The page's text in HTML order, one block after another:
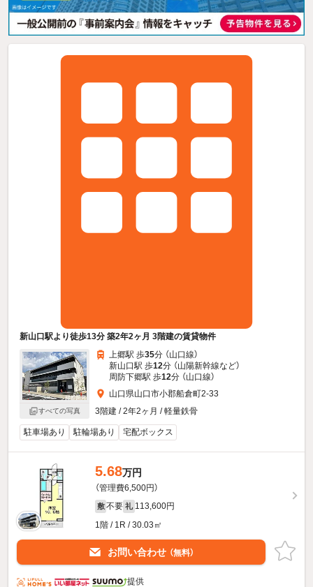
新山口駅より徒歩13分 築2年2ヶ月 3階建の賃貸物件
すべての写真
上郷駅 歩35分 （山口線）
新山口駅 歩12分 （山陽新幹線など）
周防下郷駅 歩12分 （山口線）
山口県山口市小郡船倉町2-33
3階建 / 2年2ヶ月 / 軽量鉄骨
駐車場あり 駐輪場あり 宅配ボックス
5.68万円
（管理費6,500円）
敷 不要 礼 113,600円
1階 / 1R / 30.03㎡
お問い合わせ （無料）
提供